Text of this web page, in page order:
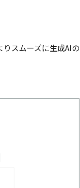
スムーズに生成AIの